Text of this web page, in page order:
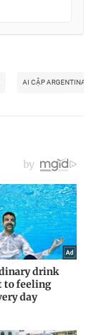
AI CẬP ARGENTINA